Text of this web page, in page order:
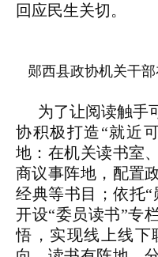
回应民生关切。
郧西县政协机关干
为了让阅读触手
协积极打造“就近
地：在机关读书室
商议事阵地，配置
经典等书目；依托
开设“委员读书”专
悟，实现线上线下